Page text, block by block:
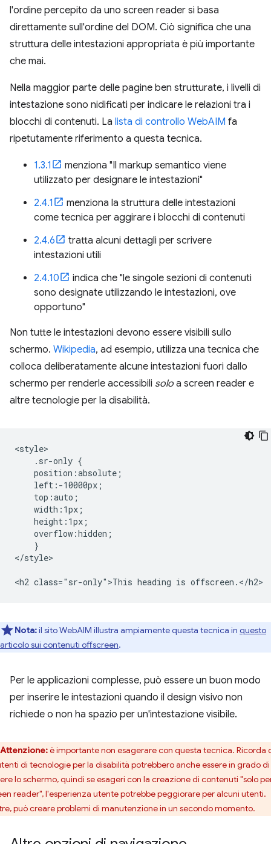
l'ordine percepito da uno screen reader si basa
direttamente sull'ordine del DOM. Ciò significa che una
struttura delle intestazioni appropriata è più importante
che mai.
Nella maggior parte delle pagine ben strutturate, i livelli di
intestazione sono nidificati per indicare le relazioni tra i
blocchi di contenuti. La lista di controllo WebAIM fa
ripetutamente riferimento a questa tecnica.
1.3.1
menziona "Il markup semantico viene
utilizzato per designare le intestazioni"
2.4.1
menziona la struttura delle intestazioni
come tecnica per aggirare i blocchi di contenuti
2.4.6
tratta alcuni dettagli per scrivere
intestazioni utili
2.4.10
indica che "le singole sezioni di contenuti
sono designate utilizzando le intestazioni, ove
opportuno"
Non tutte le intestazioni devono essere visibili sullo
schermo. Wikipedia, ad esempio, utilizza una tecnica che
colloca deliberatamente alcune intestazioni fuori dallo
schermo per renderle accessibili solo a screen reader e
altre tecnologie per la disabilità.
<style>
    .sr-only {
    position:absolute;
    left:-10000px;
    top:auto;
    width:1px;
    height:1px;
    overflow:hidden;
    }
</style>
Nota:il sito WebAIM illustra ampiamente questa tecnica in questo
articolo sui contenuti offscreen.
Per le applicazioni complesse, può essere un buon modo
per inserire le intestazioni quando il design visivo non
richiede o non ha spazio per un'intestazione visibile.
Attenzione:è importante non esagerare con questa tecnica. Ricorda
di tecnologie per la disabilità potrebbero anche essere in grado di
lo schermo, quindi se esageri con la creazione di contenuti "solo
reader", l'esperienza utente potrebbe peggiorare per alcuni utenti.
può creare problemi di manutenzione in un secondo momento.